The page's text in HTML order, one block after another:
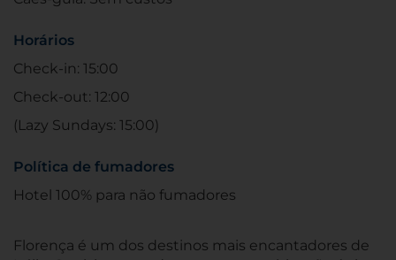
Horários
Check-in: 15:00
Check-out: 12:00
(Lazy Sundays: 15:00)
Política de fumadores
Hotel 100% para não fumadores
Florença é um dos destinos mais encantadores de